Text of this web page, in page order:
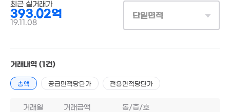
실거래
연20,766m²
최근 실거래가
393.02억
19.11.08
단일면적
거래내역 (1건)
총액 공급면적당단가 전용면적당단가
거래일 거래금액 동/층/호